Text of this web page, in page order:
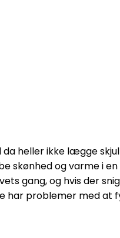
heller ikke lægge
skønhed og varme i
gang, og hvis der
problemer med at